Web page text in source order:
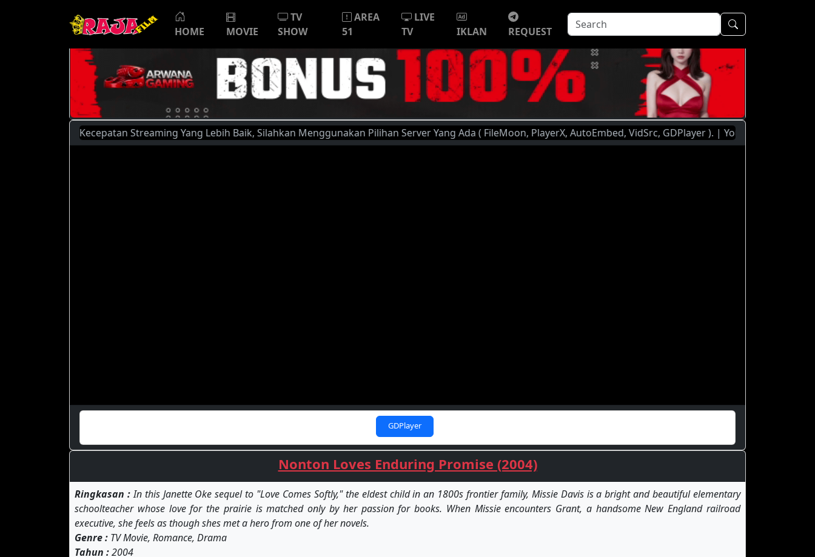
HOME MOVIE
TV
SHOW
AREA
51
LIVE
TV
IKLAN REQUEST
dan Kecepatan Streaming Yang Lebih Baik, Silahkan Menggunakan Pilihan Server Yang Ada ( FileMoon, PlayerX, AutoEmbed, VidSrc, GDPlayer ). | You Are Currently
GDPlayer
Nonton Loves Enduring Promise (2004)
Ringkasan :In this Janette Oke sequel to "Love Comes Softly," the eldest child in an 1800s frontier family, Missie Davis is a bright and beautiful elementary
schoolteacher whose love for the prairie is matched only by her passion for books. When Missie encounters Grant, a handsome New England railroad
executive, she feels as though shes met a hero from one of her novels.
Genre : TV Movie, Romance, Drama
Tahun :2004